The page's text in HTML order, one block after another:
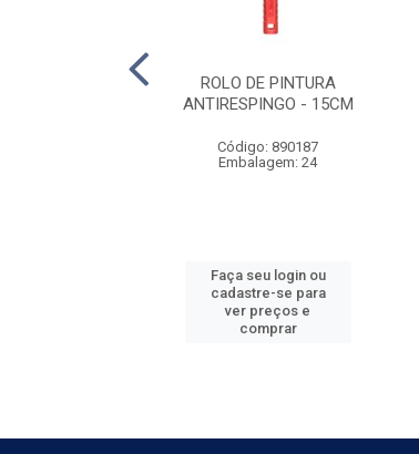
ROLO DE PINTURA
ANTIRESPINGO - 15CM
Código: 890187
Embalagem: 24
Faça seu login ou
cadastre-se para
ver preços e
comprar